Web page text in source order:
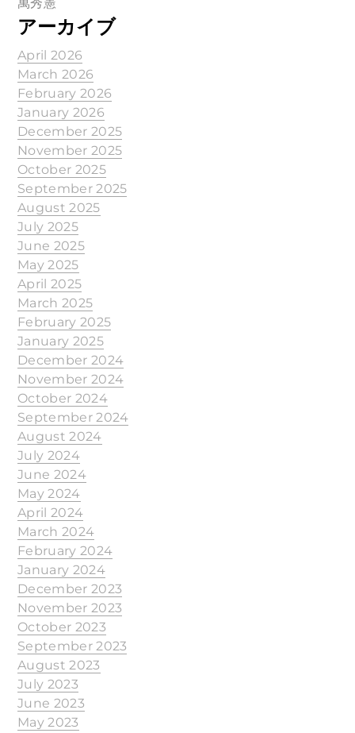
アーカイブ
April 2026
March 2026
February 2026
January 2026
December 2025
November 2025
October 2025
September 2025
August 2025
July 2025
June 2025
May 2025
April 2025
March 2025
February 2025
January 2025
December 2024
November 2024
October 2024
September 2024
August 2024
July 2024
June 2024
May 2024
April 2024
March 2024
February 2024
January 2024
December 2023
November 2023
October 2023
September 2023
August 2023
July 2023
June 2023
May 2023